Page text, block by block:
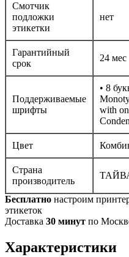
Смотчик
подложки
этикетки
нет
Гарантийный
срок
24 мес
Поддерживаемые
шрифты
• 8
with
Цвет
Страна
производитель
Бесплатно настроим
этикеток
Доставка 30 минут по
Характеристики